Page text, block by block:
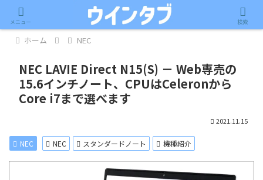
記事内に広告が含まれています。
ホーム NEC
NEC LAVIE Direct N15(S) － Web専売の
15.6インチノート、CPUはCeleronから
Core i7まで選べます
2021.11.15
NEC NEC スタンダードノート 機種紹介
メニュー 検索